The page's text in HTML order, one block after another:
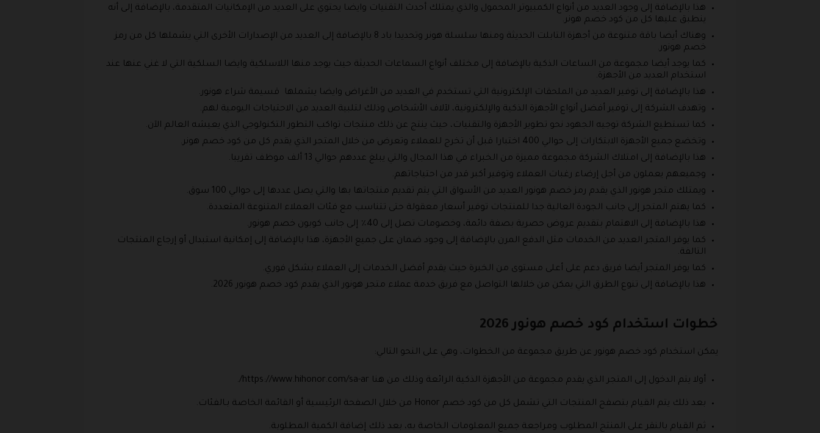
هذا بالإضافة إلى وجود العديد من أنواع الكمبيوتر المحمول والذي يمتلك أحدث التقنيات وايضا يحتوي على العديد من الإمكانيات المتقدمة، بالإضافة إلى أنه
ينطبق عليها كل من كود خصم هونر.
وهناك أيضا باقة متنوعة من أجهزة التابلت الحديثة ومنها سلسلة هونر وتحديدا باد 8 بالإضافة إلى العديد من الإصدارات الأخرى التي يشملها كل من رمز
خصم هونور.
كما يوجد أيضا مجموعة من الساعات الذكية بالإضافة إلى مختلف أنواع السماعات الحديثة حيث يوجد منها اللاسلكية وايضا السلكية التي لا غني عنها عند
استخدام العديد من الأجهزة.
هذا بالإضافة إلى توفير العديد من الملحقات الإلكترونية التي تستخدم في العديد من الأغراض وايضا يشملها قسيمة شراء هونور.
وتهدف الشركة إلى توفير أفضل أنواع الأجهزة الذكية والإلكترونية، لآلاف الأشخاص وذلك لتلبية العديد من الاحتياجات اليومية لهم.
كما تستطيع الشركة توجيه الجهود نحو تطوير الأجهزة والتقنيات، حيث ينتج عن ذلك منتجات تواكب التطور التكنولوجي الذي يعيشه العالم الآن.
وتخضع جميع الأجهزة الابتكارات إلى حوالي 400 اختبارا قبل أن تخرج للعملاء وتعرض من خلال المتجر الذي يقدم كل من كود خصم هونر.
هذا بالإضافة إلى امتلاك الشركة مجموعة مميزة من الخبراء في هذا المجال والتي يبلغ عددهم حوالي 13 ألف موظف تقريبا.
وجميعهم يعملون من أجل إرضاء رغبات العملاء وتوفير أكبر قدر من احتياجاتهم.
ويمتلك متجر هونور الذي يقدم رمز خصم هونور العديد من الأسواق التي يتم تقديم منتجاتها بها والتي يصل عددها إلى حوالي 100 سوق.
كما يهتم المتجر إلى جانب الجودة العالية جدا للمنتجات توفير أسعار معقولة حتى تتناسب مع فئات العملاء المتنوعة المتعددة.
هذا بالإضافة إلى الاهتمام بتقديم عروض حصرية بصفة دائمة، وخصومات تصل إلى 40٪ إلى جانب كوبون خصم هونور.
كما يوفر المتجر العديد من الخدمات مثل الدفع المرن بالإضافة إلى وجود ضمان على جميع الأجهزة، هذا بالإضافة إلى إمكانية استبدال أو إرجاع المنتجات
التالفة.
كما يوفر المتجر أيضا فريق دعم على أعلى مستوى من الخبرة حيث يقدم أفضل الخدمات إلى العملاء بشكل فوري.
هذا بالإضافة إلى تنوع الطرق التي يمكن من خلالها التواصل مع فريق خدمة عملاء متجر هونور الذي يقدم كود خصم هونور 2026.
خطوات استخدام كود خصم هونور 2026
يمكن استخدام كود خصم هونور عن طريق مجموعة من الخطوات، وهي على النحو التالي:
أولا يتم الدخول إلى المتجر الذي يقدم مجموعة من الأجهزة الذكية الرائعة وذلك من هنا https://www.hihonor.com/sa-ar/.
بعد ذلك يتم القيام بتصفح المنتجات التي تشمل كل من كود خصم Honor من خلال الصفحة الرئيسية أو القائمة الخاصة بـالفئات.
ثم القيام بالنقر على المنتج المطلوب ومراجعة جميع المعلومات الخاصة به، بعد ذلك إضافة الكمية المطلوبة.